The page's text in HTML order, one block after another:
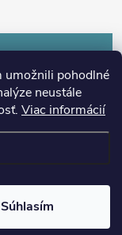
umožnili pohodlné
neustále
Viac informácií
Súhlasím